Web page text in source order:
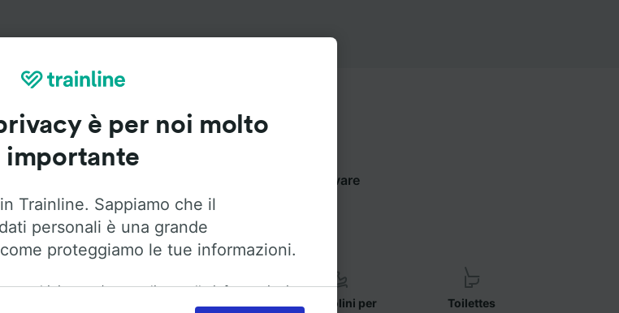
a bordo
con
. Utilizza le opzioni qui sotto per trovare
sui servizi a bordo.
Seggiolini per
Toilettes
è per noi molto
importante
Trainline. Sappiamo che il
personali è una grande
proteggiamo le tue informazioni.
archiviamo e/o accediamo alle informazioni
come gli ID univoci nei cookie, per il